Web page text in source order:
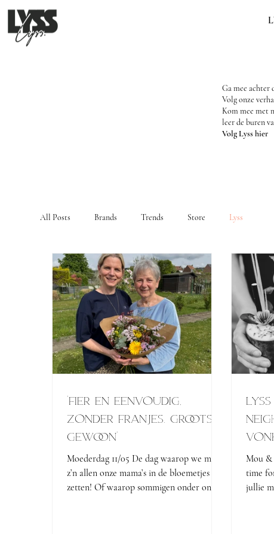
Ga mee achter
Volg onze
Kom mee met
leer de buren
Volg Lyss hier
All Posts Brands Trends Store Lyss
"Fier en eenvoudig,
zonder Franjes. Groots
gewoon"
Moederdag 11/05 De dag waarop we met
z’n allen onze mama’s in de bloemetjes
zetten! Of waarop sommigen onder ons
Mou &
time
jullie